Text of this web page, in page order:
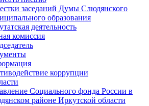
заседаний Думы Слюдянского
образования
деятельность
комиссия
коррупции
Социального фонда России в
районе Иркутской области